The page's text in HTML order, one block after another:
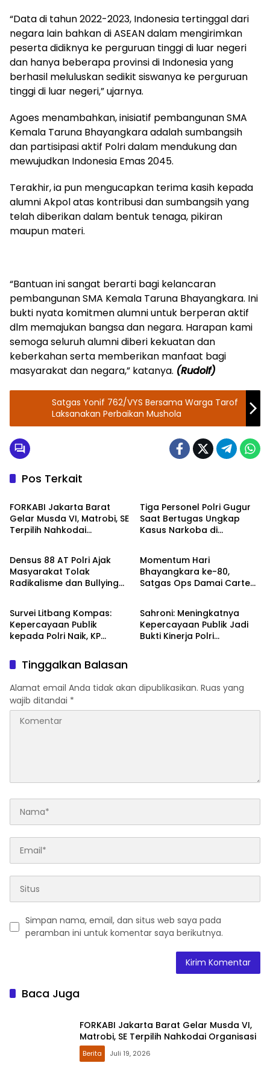
“Data di tahun 2022-2023, Indonesia tertinggal dari
negara lain bahkan di ASEAN dalam mengirimkan
peserta didiknya ke perguruan tinggi di luar negeri
dan hanya beberapa provinsi di Indonesia yang
berhasil meluluskan sedikit siswanya ke perguruan
tinggi di luar negeri,” ujarnya.
Agoes menambahkan, inisiatif pembangunan SMA
Kemala Taruna Bhayangkara adalah sumbangsih
dan partisipasi aktif Polri dalam mendukung dan
mewujudkan Indonesia Emas 2045.
Terakhir, ia pun mengucapkan terima kasih kepada
alumni Akpol atas kontribusi dan sumbangsih yang
telah diberikan dalam bentuk tenaga, pikiran
maupun materi.
“Bantuan ini sangat berarti bagi kelancaran
pembangunan SMA Kemala Taruna Bhayangkara. Ini
bukti nyata komitmen alumni untuk berperan aktif
dlm memajukan bangsa dan negara. Harapan kami
semoga seluruh alumni diberi kekuatan dan
keberkahan serta memberikan manfaat bagi
masyarakat dan negara,” katanya. (Rudolf)
Satgas Yonif 762/VYS Bersama Warga Tarof
Laksanakan Perbaikan Mushola
Pos Terkait
Berita
FORKABI Jakarta Barat
Gelar Musda VI, Matrobi, SE
Terpilih Nahkodai
Tiga Personel Polri Gugur
Saat Bertugas Ungkap
Kasus Narkoba di
Biasa Anumerta
TNI - POLRI
Densus 88 AT Polri Ajak
Masyarakat Tolak
Radikalisme dan Bullying
TNI - POLRI
Momentum Hari
Bhayangkara ke-80,
Satgas Ops Damai Cartenz
Sosial
TNI - POLRI
Survei Litbang Kompas:
Kepercayaan Publik
kepada Polri Naik, KP
Reformasi Berjalan
DPR RI
Sahroni: Meningkatnya
Kepercayaan Publik Jadi
Bukti Kinerja Polri
Tinggalkan Balasan
Alamat email Anda tidak akan dipublikasikan. Ruas yang
wajib ditandai *
Simpan nama, email, dan situs web saya pada
peramban ini untuk komentar saya berikutnya.
Baca Juga
FORKABI Jakarta Barat Gelar Musda VI,
Matrobi, SE Terpilih Nahkodai Organisasi
Berita Juli 19, 2026